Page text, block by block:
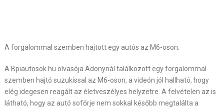
A forgalommal szemben hajtott egy autós az M6-oson.
A Bpiautosok.hu olvasója Adonynál találkozott egy forgalommal
szemben hajtó suzukissal az M6-oson, a videón jól hallható, hogy
elég idegesen reagált az életveszélyes helyzetre. A felvételen az is
látható, hogy az autó sofőrje nem sokkal később megtalálta a